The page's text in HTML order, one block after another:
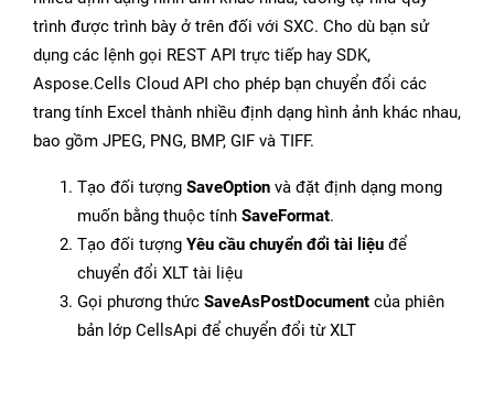
trình được trình bày ở trên đối với SXC. Cho dù bạn sử
dụng các lệnh gọi REST API trực tiếp hay SDK,
Aspose.Cells Cloud API cho phép bạn chuyển đổi các
trang tính Excel thành nhiều định dạng hình ảnh khác nhau,
bao gồm JPEG, PNG, BMP, GIF và TIFF.
Tạo đối tượng SaveOption và đặt định dạng mong
muốn bằng thuộc tính SaveFormat.
Tạo đối tượng Yêu cầu chuyển đổi tài liệu để
chuyển đổi XLT tài liệu
Gọi phương thức SaveAsPostDocument của phiên
bản lớp CellsApi để chuyển đổi từ XLT